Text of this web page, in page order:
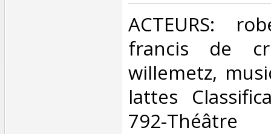
‎ACTEURS:
francis de
willemetz,
lattes
792-Théâtre‎